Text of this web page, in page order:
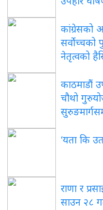
कांग्रेसको
नेतृत्वको
काठमाडौं
चौथो
‘यता कि
राणा र
साउन २८